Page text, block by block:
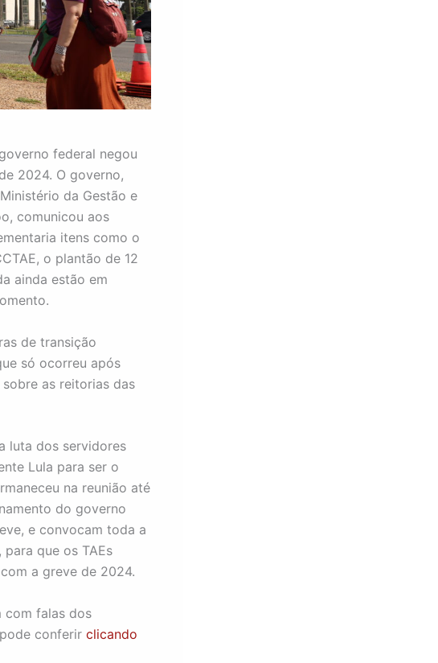
federal negou
2024. O governo,
da Gestão e
comunicou aos
itens como o
o plantão de 12
ainda estão em
de transição
só ocorreu após
as reitorias das
luta dos servidores
Lula para ser o
na reunião até
do governo
e convocam toda a
que os TAEs
a greve de 2024.
com falas dos
conferir clicando